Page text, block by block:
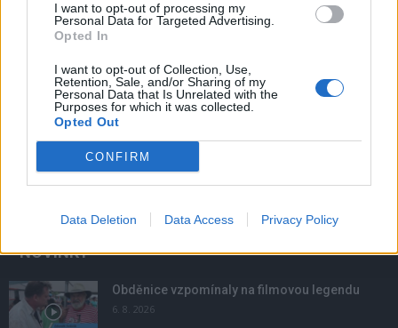
I want to opt-out of processing my
Personal Data for Targeted Advertising.
Opted In
I want to opt-out of Collection, Use,
Retention, Sale, and/or Sharing of my
Personal Data that Is Unrelated with the
Purposes for which it was collected.
Opted Out
CONFIRM
Data Deletion Data Access Privacy Policy
NOVINKY
Obděnice vzpomínaly na filmovou legendu
6. 8. 2026